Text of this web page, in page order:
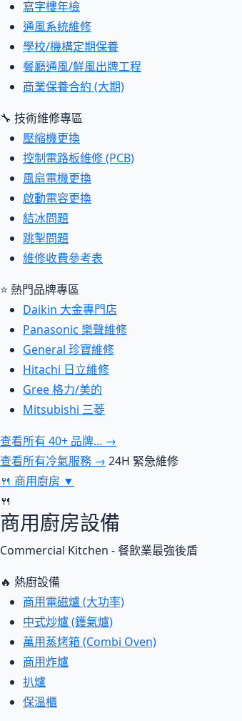
寫字樓年檢
通風系統維修
學校/機構定期保養
餐廳通風/鮮風出牌工程
商業保養合約 (大期)
🔧 技術維修專區
壓縮機更換
控制電路板維修 (PCB)
風扇電機更換
啟動電容更換
結冰問題
跳掣問題
維修收費參考表
⭐ 熱門品牌專區
Daikin 大金專門店
Panasonic 樂聲維修
General 珍寶維修
Hitachi 日立維修
Gree 格力/美的
Mitsubishi 三菱
查看所有 40+ 品牌... →
查看所有冷氣服務 → 24H 緊急維修
🍴 商用廚房 ▼
🍴
商用廚房設備
Commercial Kitchen - 餐飲業最強後盾
🔥 熱廚設備
商用電磁爐 (大功率)
中式炒爐 (鑊氣爐)
萬用蒸烤箱 (Combi Oven)
商用炸爐
扒爐
保溫櫃